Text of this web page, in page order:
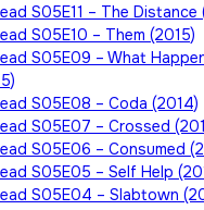
S05E11 – The Distance
S05E10 – Them (2015)
S05E09 – What
S05E08 – Coda (2014)
S05E07 – Crossed
S05E06 – Consumed
S05E05 – Self Help
S05E04 – Slabtown